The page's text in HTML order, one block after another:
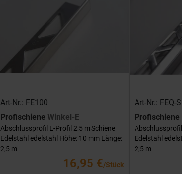
Art-Nr.: FE100
Profischiene Winkel-E
Abschlussprofil L-Profil 2,5 m Schiene
Edelstahl edelstahl Höhe: 10 mm Länge:
2,5 m
16,95 €/Stück
Art-Nr.: FEQ-
Profischiene
Edelstahl
2,5 m